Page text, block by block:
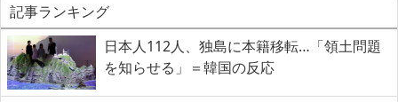
記事ランキング
日本人112人、独島に本籍移転…「領土問題
を知らせる」＝韓国の反応